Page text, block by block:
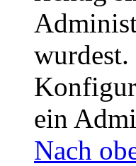
ein
Nach